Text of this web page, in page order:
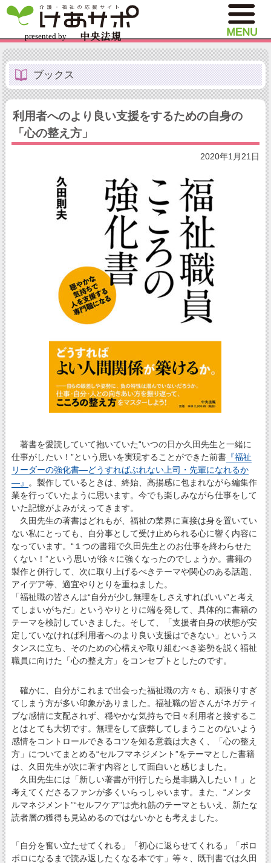
ブックス
利用者へのより良い支援をするための自身の
「心の整え方」
2020年1月21日
著書を愛読していて抱いていた“いつの日か久田先生と一緒に
仕事がしたい！”という思いを実現することができた前書『福祉
リーダーの強化書―どうすればぶれない上司・先輩になれるか
―』
。製作しているときは、終始、高揚感に包まれながら編集作
業を行っていたように思います。今でも楽しみながら仕事をして
いた記憶がよみがえってきます。
久田先生の著書はどれもが、福祉の業界に直接は身を置いてい
ない私にとっても、自分事として受け止められる心に響く内容に
なっています。“１つの書籍で久田先生とのお仕事を終わらせた
くない！”という思いが徐々に強くなったのでしょうか。書籍の
製作と併行して、次に取り上げるべきテーマや関心のある話題、
アイデア等、適宜やりとりを重ねました。
「福祉職の皆さんは“自分が少し無理をしさえすればいい”と考え
てしまいがちだ」というやりとりに端を発して、具体的に書籍の
テーマを検討していきました。そして、「支援者自身の状態が安
定していなければ利用者へのより良い支援はできない」というス
タンスに立ち、そのための心構えや取り組むべき姿勢を説く福祉
職員に向けた「心の整え方」をコンセプトとしたのです。
確かに、自分がこれまで出会った福祉職の方々も、頑張りすぎ
てしまう方が多い印象がありました。福祉職の皆さんがネガティ
ブな感情に支配されず、穏やかな気持ちで日々利用者と接するこ
とはとても大切です。無理をして疲弊してしまうことのないよう
感情をコントロールできるコツを知る意義は大きく、「心の整え
方」についてまとめる“セルフマネジメント”をテーマとした書籍
は、久田先生が次に著す内容として面白いと感じました。
久田先生には「新しい著書が刊行したら是非購入したい！」と
考えてくださるファンが多くいらっしゃいます。また、“メンタ
ルマネジメント”“セルフケア”は売れ筋のテーマともいえ、新たな
読者層の獲得も見込めるのではないかとも考えました。
「自分を奮い立たせてくれる」「初心に返らせてくれる」「ボロ
ボロになるまで読み返したくなる本です」等々、既刊書では久田